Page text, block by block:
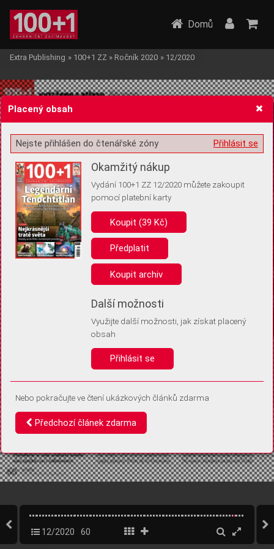
Žádost o souhlas s ukládáním volitelných informací
Pro základní fungování webu nepotřebujeme ukládat žádné informace
(tzv. cookies apod.). Rádi bychom vás ale požádali o souhlas s
uložením volitelných informací:
Anonymní unikátní ID
Díky němu příště poznáme, že se jedná o stejné zařízení, a
Identifikátor je zcela anonymní.
Vaše souhlasy a odmítnutí si ukládáme do vašeho zařízení, abychom se
vás už příště znovu neptali. Můžete je kdykoli později upravit ve Správě
Domů
Extra Publishing » 100+1 ZZ » Ročník 2020 » 12/2020
12/2020 60
Placený obsah
Přihlásit se
Nejste přihlášen do čtenářské zóny
Okamžitý nákup
Vydání 100+1 ZZ 12/2020 můžete zakoupit
pomocí platební karty
Koupit (39 Kč)
Předplatit
Koupit archiv
Další možnosti
Využijte další možnosti, jak získat placený
obsah
Přihlásit se
Nebo pokračujte ve čtení ukázkových článků zdarma
Předchozí článek zdarma